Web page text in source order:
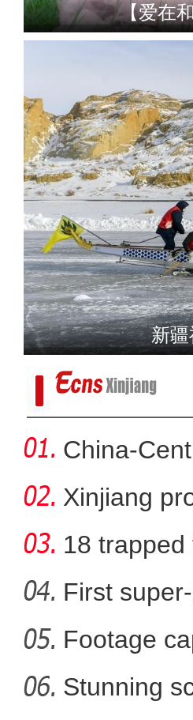
中哈霍尔
新疆福海
China-
Xinjiang
cotton
18
gold
First
Footage
in
Stunning